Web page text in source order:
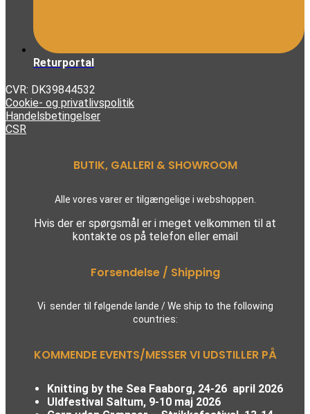
Returportal
CVR: DK39844532
Cookie- og privatlivspolitik
Handelsbetingelser
CSR
BUTIK, GALLERI & SHOWROOM
Alle vores varer er tilgængelige i webshoppen.
Hvis der er spørgsmål er i meget velkommen til at
kontakte os på telefon eller email
Forsendelse / Shipping
Vi sender til følgende lande / We ship to the following
countries:
KOMMENDE EVENTS/MESSER VI UDSTILLER PÅ
Knitting by the Sea Faaborg, 24-26 april 2026
Uldfestival Saltum, 9-10 maj 2026